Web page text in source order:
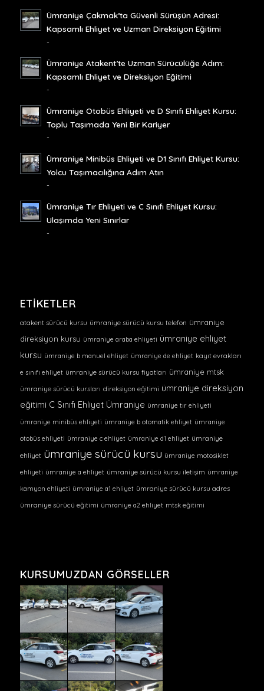
Ümraniye Çakmak’ta Güvenli Sürüşün Adresi:
Kapsamlı Ehliyet ve Uzman Direksiyon Eğitimi
-
Ümraniye Atakent’te Uzman Sürücülüğe Adım:
Kapsamlı Ehliyet ve Direksiyon Eğitimi
-
Ümraniye Otobüs Ehliyeti ve D Sınıfı Ehliyet Kursu:
Toplu Taşımada Yeni Bir Kariyer
-
Ümraniye Minibüs Ehliyeti ve D1 Sınıfı Ehliyet Kursu:
Yolcu Taşımacılığına Adım Atın
-
Ümraniye Tır Ehliyeti ve C Sınıfı Ehliyet Kursu:
Ulaşımda Yeni Sınırlar
-
ETIKETLER
atakent sürücü kursu ümraniye sürücü kursu telefon ümraniye
direksiyon kursu ümraniye araba ehliyeti ümraniye ehliyet
kursu ümraniye b manuel ehliyet ümraniye de ehliyet kayıt evrakları
e sınıfı ehliyet ümraniye sürücü kursu fiyatları ümraniye mtsk
ümraniye sürücü kursları direksiyon eğitimi ümraniye direksiyon
eğitimi C Sınıfı Ehliyet Ümraniye ümraniye tır ehliyeti
ümraniye minibüs ehliyeti ümraniye b otomatik ehliyet ümraniye
otobüs ehliyeti ümraniye c ehliyet ümraniye d1 ehliyet ümraniye
ehliyet ümraniye sürücü kursu ümraniye motosiklet
ehliyeti ümraniye a ehliyet ümraniye sürücü kursu iletişim ümraniye
kamyon ehliyeti ümraniye a1 ehliyet ümraniye sürücü kursu adres
ümraniye sürücü eğitimi ümraniye a2 ehliyet mtsk eğitimi
KURSUMUZDAN GÖRSELLER